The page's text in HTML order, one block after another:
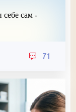
себе сам -
71